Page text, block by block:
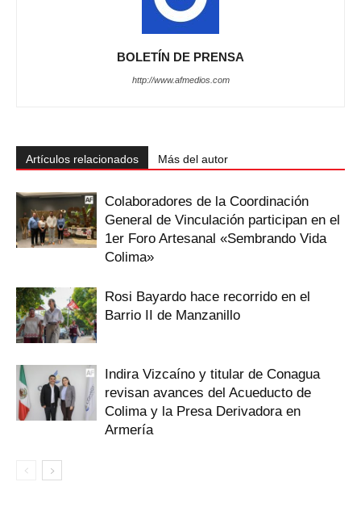
BOLETÍN DE PRENSA
http://www.afmedios.com
Artículos relacionados Más del autor
Colaboradores de la Coordinación
General de Vinculación participan en el
1er Foro Artesanal «Sembrando Vida
Colima»
Rosi Bayardo hace recorrido en el
Barrio II de Manzanillo
Indira Vizcaíno y titular de Conagua
revisan avances del Acueducto de
Colima y la Presa Derivadora en
Armería